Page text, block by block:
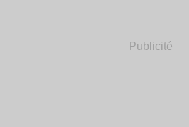
Publicité